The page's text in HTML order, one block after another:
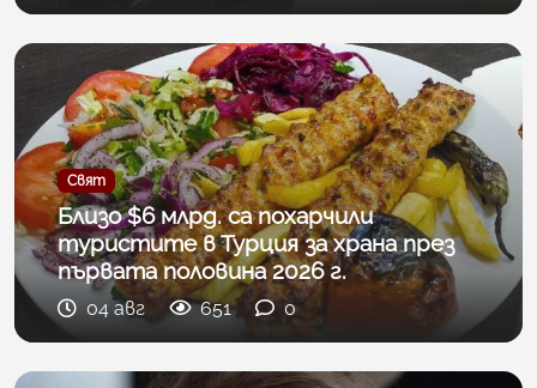
Свят
Близо $6 млрд. са похарчили
туристите в Турция за храна през
първата половина 2026 г.
04 авг 651 0